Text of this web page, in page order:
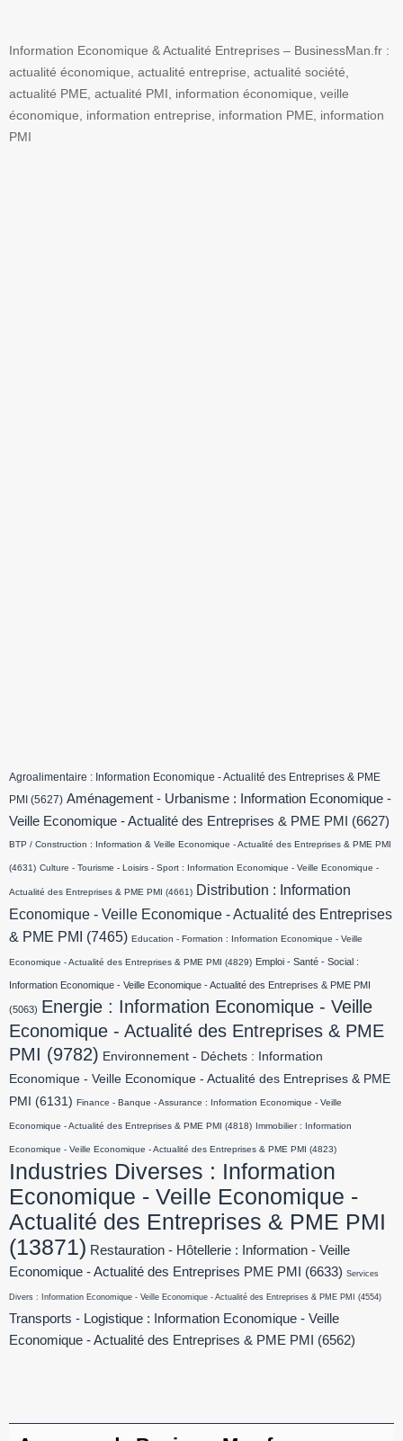
Information Economique & Actualité Entreprises – BusinessMan.fr :
actualité économique, actualité entreprise, actualité société,
actualité PME, actualité PMI, information économique, veille
économique, information entreprise, information PME, information
PMI
Agroalimentaire : Information Economique - Actualité des Entreprises & PME
PMI (5627) Aménagement - Urbanisme : Information Economique -
Veille Economique - Actualité des Entreprises & PME PMI
(6627)
BTP / Construction : Information & Veille Economique - Actualité des Entreprises & PME PMI
(4631) Culture - Tourisme - Loisirs - Sport : Information Economique - Veille Economique -
Actualité des Entreprises & PME PMI (4661) Distribution : Information
Economique - Veille Economique - Actualité des Entreprises
& PME PMI
(7465) Education - Formation : Information Economique - Veille
Economique - Actualité des Entreprises & PME PMI (4829) Emploi - Santé - Social :
Information Economique - Veille Economique - Actualité des Entreprises & PME PMI
(5063) Energie : Information Economique - Veille
Economique - Actualité des Entreprises & PME
PMI (9782) Environnement - Déchets : Information
Economique - Veille Economique - Actualité des Entreprises & PME
PMI
(6131) Finance - Banque - Assurance : Information Economique - Veille
Economique - Actualité des Entreprises & PME PMI (4818) Immobilier : Information
Economique - Veille Economique - Actualité des Entreprises & PME PMI (4823)
Industries Diverses : Information
Economique - Veille Economique -
Actualité des Entreprises & PME PMI
(13871) Restauration - Hôtellerie : Information - Veille
Economique - Actualité des Entreprises PME PMI
(6633) Services
Divers : Information Economique - Veille Economique - Actualité des Entreprises & PME PMI (4554)
Transports - Logistique : Information Economique - Veille
Economique - Actualité des Entreprises & PME PMI
(6562)